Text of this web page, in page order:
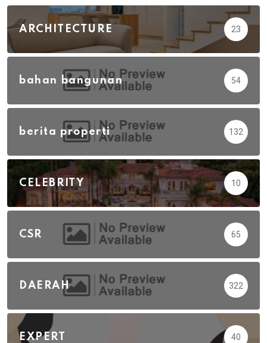
ARCHITECTURE 23
bahan bangunan 54
berita properti 132
CELEBRITY 10
CSR 65
DAERAH 322
EXPERT 40